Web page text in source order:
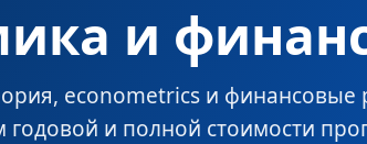
и
econometrics и
годовой и полной стоимости